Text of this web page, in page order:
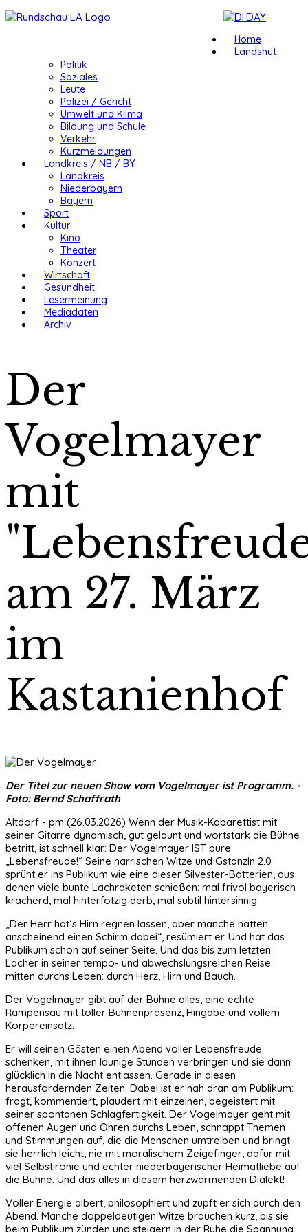
Home
Landshut
Politik
Soziales
Leute
Polizei / Gericht
Umwelt und Klima
Bildung und Schule
Verkehr
Kurzmeldungen
Landkreis / NB / BY
Landkreis
Niederbayern
Bayern
Sport
Kultur
Kino
Theater
Konzert
Wirtschaft
Gesundheit
Lesermeinung
Mediadaten
Archiv
Der
Vogelmayer
mit
am 27. März
im
Kastanienhof
Der Titel zur neuen Show vom Vogelmayer ist Programm. -
Foto: Bernd Schaffrath
Altdorf - pm (26.03.2026) Wenn der Musik-Kabarettist mit
seiner Gitarre dynamisch, gut gelaunt und wortstark die Bühne
betritt, ist schnell klar: Der Vogelmayer IST pure
„Lebensfreude!“ Seine narrischen Witze und Gstanzln 2.0
sprüht er ins Publikum wie eine dieser Silvester-Batterien, aus
denen viele bunte Lachraketen schießen: mal frivol bayerisch
kracherd, mal hinterfotzig derb, mal subtil hintersinnig:
„Der Herr hat‘s Hirn regnen lassen, aber manche hatten
anscheinend einen Schirm dabei“, resümiert er. Und hat das
Publikum schon auf seiner Seite. Und das bis zum letzten
Lacher in seiner tempo- und abwechslungsreichen Reise
mitten durchs Leben: durch Herz, Hirn und Bauch.
Der Vogelmayer gibt auf der Bühne alles, eine echte
Rampensau mit toller Bühnenpräsenz, Hingabe und vollem
Körpereinsatz.
Er will seinen Gästen einen Abend voller Lebensfreude
schenken, mit ihnen launige Stunden verbringen und sie dann
glücklich in die Nacht entlassen. Gerade in diesen
herausfordernden Zeiten. Dabei ist er nah dran am Publikum:
fragt, kommentiert, plaudert mit einzelnen, begeistert mit
seiner spontanen Schlagfertigkeit. Der Vogelmayer geht mit
offenen Augen und Ohren durchs Leben, schnappt Themen
und Stimmungen auf, die die Menschen umtreiben und bringt
sie herrlich leicht, nie mit moralischem Zeigefinger, dafür mit
viel Selbstironie und echter niederbayerischer Heimatliebe auf
die Bühne. Und das alles in diesem herzwärmenden Dialekt!
Voller Energie albert, philosophiert und zupft er sich durch den
Abend. Manche doppeldeutigen Witze brauchen kurz, bis sie
beim Publikum zünden und steigern in der Ruhe die Spannung.